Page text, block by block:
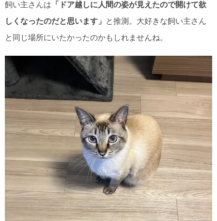
飼い主さんは 「ドア越しに人間の姿が見えたので開けて欲
しくなったのだと思います」
と推測。大好きな飼い主さん
と同じ場所にいたかったのかもしれませんね。